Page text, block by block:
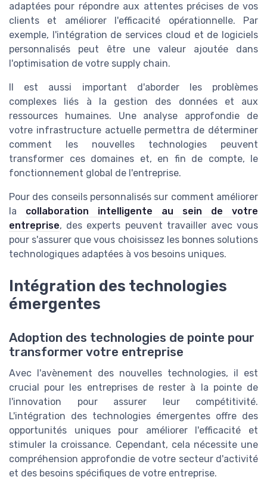
adaptées pour répondre aux attentes précises de vos
clients et améliorer l'efficacité opérationnelle. Par
exemple, l'intégration de services cloud et de logiciels
personnalisés peut être une valeur ajoutée dans
l'optimisation de votre supply chain.
Il est aussi important d'aborder les problèmes
complexes liés à la gestion des données et aux
ressources humaines. Une analyse approfondie de
votre infrastructure actuelle permettra de déterminer
comment les nouvelles technologies peuvent
transformer ces domaines et, en fin de compte, le
fonctionnement global de l'entreprise.
Pour des conseils personnalisés sur comment améliorer
la collaboration intelligente au sein de votre
entreprise, des experts peuvent travailler avec vous
pour s'assurer que vous choisissez les bonnes solutions
technologiques adaptées à vos besoins uniques.
Intégration des technologies
émergentes
Adoption des technologies de pointe pour
transformer votre entreprise
Avec l'avènement des nouvelles technologies, il est
crucial pour les entreprises de rester à la pointe de
l'innovation pour assurer leur compétitivité.
L'intégration des technologies émergentes offre des
opportunités uniques pour améliorer l'efficacité et
stimuler la croissance. Cependant, cela nécessite une
compréhension approfondie de votre secteur d'activité
et des besoins spécifiques de votre entreprise.